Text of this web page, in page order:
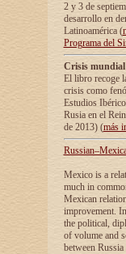
2 y 3 de
desarrollo en
Latinoamérica (
Programa del
Crisis
El libro recoge
crisis como
Estudios
Rusia en el
de 2013) (más
Mexico is a
much in
Mexican
improvement.
the political,
of volume and
between